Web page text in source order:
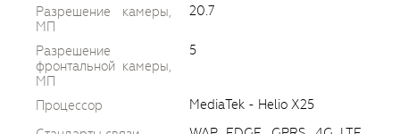
Разрешение камеры,
МП
20.7
Разрешение
фронтальной камеры,
МП
5
Процессор
MediaTek - Helio X25